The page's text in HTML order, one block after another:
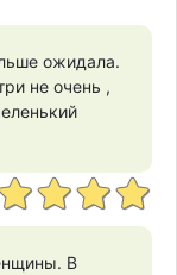
ожидала.
не очень ,
В